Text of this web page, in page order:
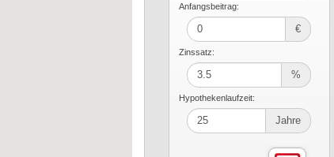
Anfangsbeitrag:
€
Zinssatz:
%
Hypothekenlaufzeit:
Jahre